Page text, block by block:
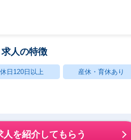
求人の特徴
休日120日以上 産休・育休あり
人を紹介してもらう